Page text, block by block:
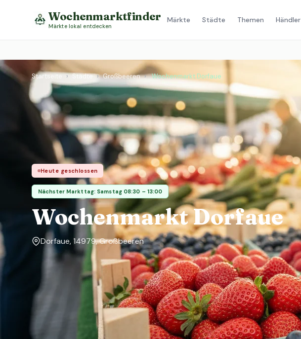
Wochenmarktfinder
Märkte lokal entdecken
Märkte Städte Themen Händler
Startseite › Städte › Großbeeren › Wochenmarkt Dorfaue
Heute geschlossen
Nächster Markttag: Samstag 08:30 – 13:00
Wochenmarkt Dorfaue
Dorfaue, 14979, Großbeeren